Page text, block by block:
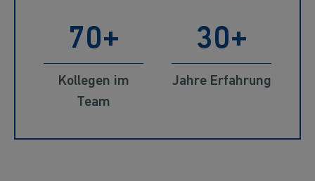
70
Kollegen im
Team
30
Jahre Erfahrung